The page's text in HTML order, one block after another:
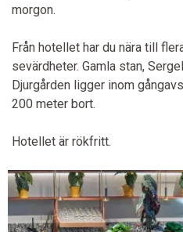
morgon.
Från hotellet har du nära till
sevärdheter. Gamla stan,
Djurgården ligger inom
200 meter bort.
Hotellet är rökfritt.